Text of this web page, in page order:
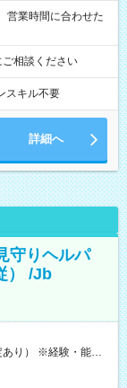
相談ください
スキル不要
詳細へ
守りヘルパ
） /Jb
り） ※経験・能力を